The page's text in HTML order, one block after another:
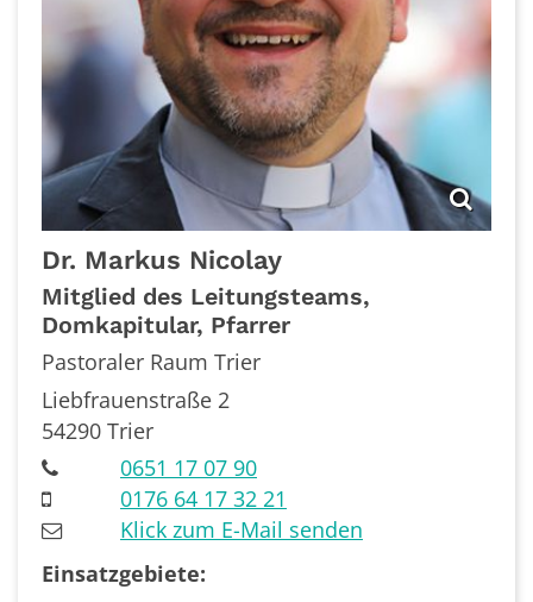
Dr. Markus Nicolay
Mitglied des Leitungsteams,
Domkapitular, Pfarrer
Pastoraler Raum Trier
Liebfrauenstraße 2
54290 Trier
0651 17 07 90
0176 64 17 32 21
Klick zum E-Mail senden
Einsatzgebiete: